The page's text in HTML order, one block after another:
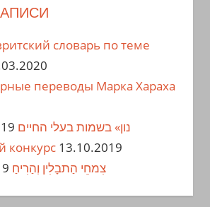
словарь по теме
переводы Марка Хараха
«נון» בשמות בעלי החיים
конкурс 13.10.2019
צִמחֵי הַתבָלִין וְהַרִיחַ